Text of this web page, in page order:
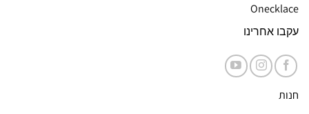
Onecklace
עקבו אחרינו
חנות